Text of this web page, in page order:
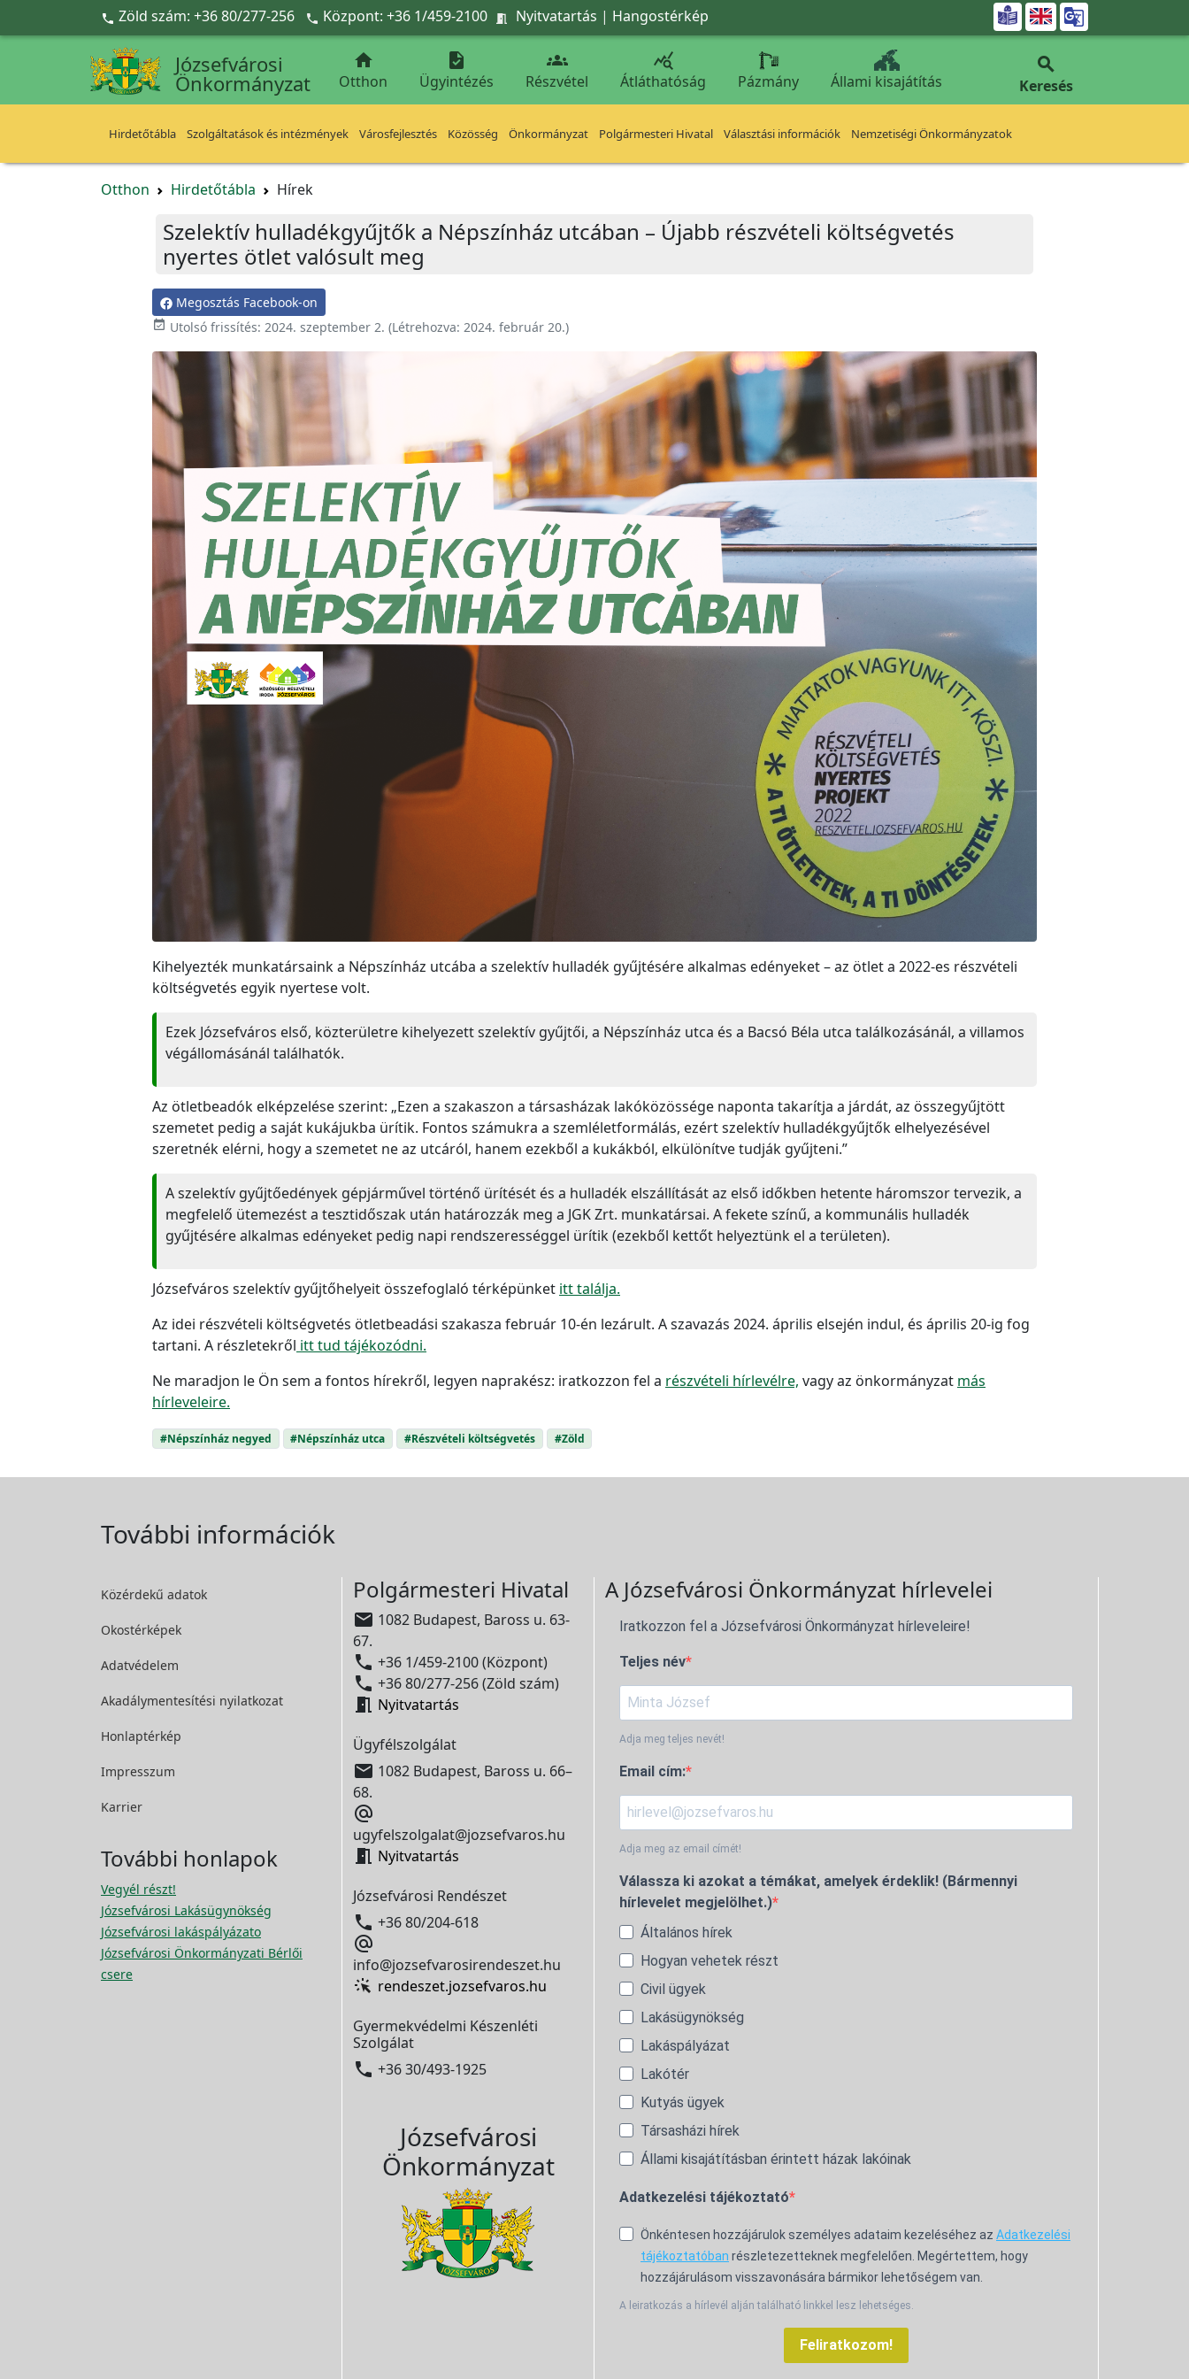
Ugrás a fő tartalomra
 Zöld szám: +36 80/277-256  Központ: +36 1/459-2100  Nyitvatartás | Hangostérkép 
Józsefvárosi
Önkormányzat

Otthon

Ügyintézés

Részvétel

Átláthatóság Pázmány Állami kisajátítás

Keresés
Hirdetőtábla Szolgáltatások és intézmények Városfejlesztés Közösség Önkormányzat Polgármesteri Hivatal Választási információk Nemzetiségi Önkormányzatok
Otthon Hirdetőtábla Hírek
Szelektív hulladékgyűjtők a Népszínház utcában – Újabb részvételi költségvetés
nyertes ötlet valósult meg
Megosztás Facebook-on
 Utolsó frissítés: 2024. szeptember 2. (Létrehozva: 2024. február 20.)
Kihelyezték munkatársaink a Népszínház utcába a szelektív hulladék gyűjtésére alkalmas edényeket – az ötlet a 2022-es részvételi
költségvetés egyik nyertese volt.
Ezek Józsefváros első, közterületre kihelyezett szelektív gyűjtői, a Népszínház utca és a Bacsó Béla utca találkozásánál, a villamos
végállomásánál találhatók.
Az ötletbeadók elképzelése szerint: „Ezen a szakaszon a társasházak lakóközössége naponta takarítja a járdát, az összegyűjtött
szemetet pedig a saját kukájukba ürítik. Fontos számukra a szemléletformálás, ezért szelektív hulladékgyűjtők elhelyezésével
szeretnék elérni, hogy a szemetet ne az utcáról, hanem ezekből a kukákból, elkülönítve tudják gyűjteni.”
A szelektív gyűjtőedények gépjárművel történő ürítését és a hulladék elszállítását az első időkben hetente háromszor tervezik, a
megfelelő ütemezést a tesztidőszak után határozzák meg a JGK Zrt. munkatársai. A fekete színű, a kommunális hulladék
gyűjtésére alkalmas edényeket pedig napi rendszerességgel ürítik (ezekből kettőt helyeztünk el a területen).
Józsefváros szelektív gyűjtőhelyeit összefoglaló térképünket itt találja.
Az idei részvételi költségvetés ötletbeadási szakasza február 10-én lezárult. A szavazás 2024. április elsején indul, és április 20-ig fog
tartani. A részletekről itt tud tájékozódni.
Ne maradjon le Ön sem a fontos hírekről, legyen naprakész: iratkozzon fel a részvételi hírlevélre, vagy az önkormányzat más
hírleveleire.
#Népszínház negyed #Népszínház utca #Részvételi költségvetés #Zöld
További információk
Közérdekű adatok
Okostérképek
Adatvédelem
Akadálymentesítési nyilatkozat
Honlaptérkép
Impresszum
Karrier
További honlapok
Vegyél részt!
Józsefvárosi Lakásügynökség
Józsefvárosi lakáspályázato
Józsefvárosi Önkormányzati Bérlői
csere
Polgármesteri Hivatal
 1082 Budapest, Baross u. 63-
67.
 +36 1/459-2100 (Központ)
 +36 80/277-256 (Zöld szám)
 Nyitvatartás
Ügyfélszolgálat
 1082 Budapest, Baross u. 66–
68.

ugyfelszolgalat@jozsefvaros.hu
 Nyitvatartás
Józsefvárosi Rendészet
 +36 80/204-618

info@jozsefvarosirendeszet.hu
rendeszet.jozsefvaros.hu
Gyermekvédelmi Készenléti
Szolgálat
 +36 30/493-1925
Józsefvárosi
Önkormányzat
A Józsefvárosi Önkormányzat hírlevelei
Iratkozzon fel a Józsefvárosi Önkormányzat hírleveleire!
Teljes név
Adja meg teljes nevét!
Email cím:
Adja meg az email címét!
Válassza ki azokat a témákat, amelyek érdeklik! (Bármennyi
hírlevelet megjelölhet.)
Általános hírek
Hogyan vehetek részt
Civil ügyek
Lakásügynökség
Lakáspályázat
Lakótér
Kutyás ügyek
Társasházi hírek
Állami kisajátításban érintett házak lakóinak
Adatkezelési tájékoztató
Önkéntesen hozzájárulok személyes adataim kezeléséhez az Adatkezelési
tájékoztatóban részletezetteknek megfelelően. Megértettem, hogy
hozzájárulásom visszavonására bármikor lehetőségem van.
A leiratkozás a hírlevél alján található linkkel lesz lehetséges.
Feliratkozom!